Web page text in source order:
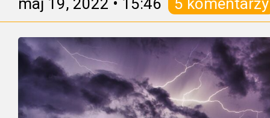
maj 19, 2022 • 15:46 5 komentarzy